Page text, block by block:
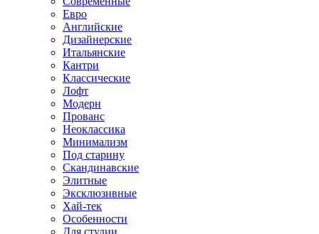
Евро
Английские
Дизайнерские
Итальянские
Кантри
Классические
Лофт
Модерн
Прованс
Неоклассика
Минимализм
Под старину
Скандинавские
Элитные
Эксклюзивные
Хай-тек
Особенности
Для студии